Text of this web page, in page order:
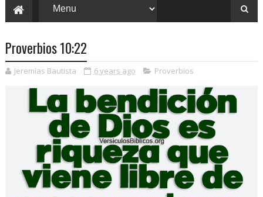
Proverbios 10:22
Jeremías Bautista 6 years ago Proverbios